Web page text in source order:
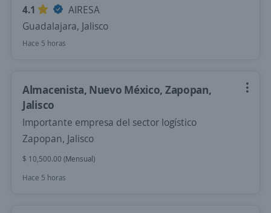
4.1
AIRESA
Guadalajara, Jalisco
Hace 5 horas
Almacenista, Nuevo México, Zapopan,
Jalisco
Importante empresa del sector logístico
Zapopan, Jalisco
$ 10,500.00 (Mensual)
Hace 5 horas